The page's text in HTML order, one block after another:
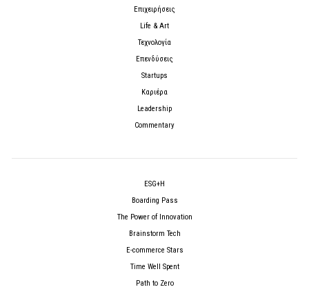
Επιχειρήσεις
Life & Art
Τεχνολογία
Επενδύσεις
Startups
Καριέρα
Leadership
Commentary
ESG+H
Boarding Pass
The Power of Innovation
Brainstorm Tech
E-commerce Stars
Time Well Spent
Path to Zero